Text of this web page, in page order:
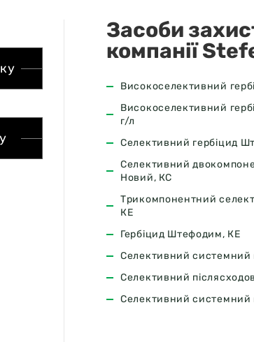
Засоби
компанії
Високоселективний
Високоселективний
г/л
Селективний гербіцид
Селективний
Новий, КС
Трикомпонентний
КЕ
Гербіцид Штефодим, КЕ
Селективний системний
Селективний
Селективний системний